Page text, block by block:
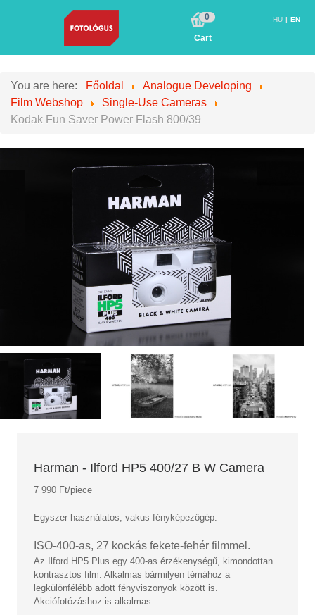
0
Cart
HU EN
You are here: Főoldal
Analogue Developing
Film Webshop
Single-Use Cameras
Kodak Fun Saver Power Flash 800/39
Harman - Ilford HP5 400/27 B W Camera
7 990 Ft/piece
Egyszer használatos, vakus fényképezőgép.
ISO-400-as, 27 kockás fekete-fehér filmmel.
Az Ilford HP5 Plus egy 400-as érzékenységű, kimondottan
kontrasztos film. Alkalmas bármilyen témához a
legkülönfélébb adott fényviszonyok között is.
Akciófotózáshoz is alkalmas.